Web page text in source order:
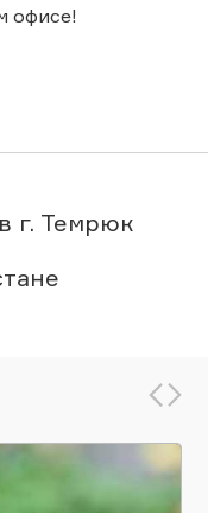
офисе!
г. Темрюк